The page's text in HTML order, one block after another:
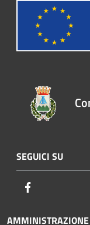
SEGUICI SU
AMMINISTRAZIONE